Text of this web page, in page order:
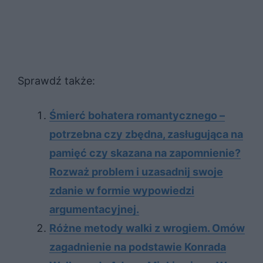
Sprawdź także:
Śmierć bohatera romantycznego –
potrzebna czy zbędna, zasługująca na
pamięć czy skazana na zapomnienie?
Rozważ problem i uzasadnij swoje
zdanie w formie wypowiedzi
argumentacyjnej.
Różne metody walki z wrogiem. Omów
zagadnienie na podstawie Konrada